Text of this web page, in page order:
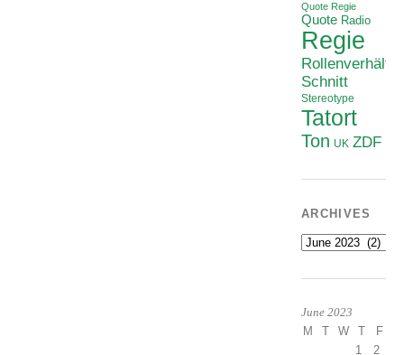
Quote Regie
Quote Radio
Regie
Schnitt
Stereotype
Tatort
Ton UK ZDF
ARCHIVES
Archives
June 2023
M T W T F
1
2